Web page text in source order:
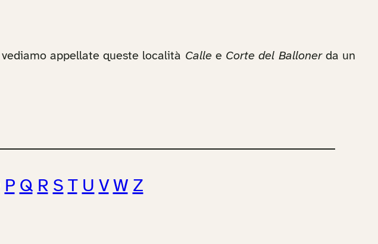
appellate queste località Callee Corte del Ballonerda un
P Q R S T U V W Z